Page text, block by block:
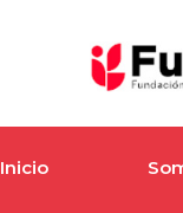
Inicio